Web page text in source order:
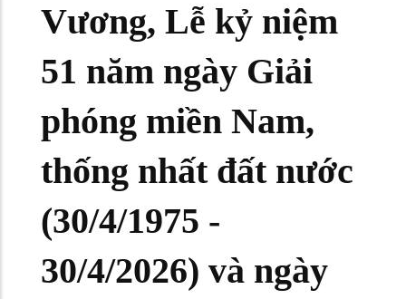
Vương, Lễ kỷ niệm
51 năm ngày Giải
phóng miền Nam,
thống nhất đất nước
(30/4/1975 -
30/4/2026) và ngày